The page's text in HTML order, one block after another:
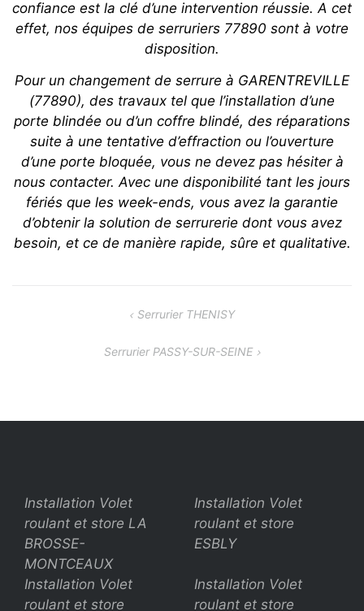
confiance est la clé d’une intervention réussie. A cet
effet, nos équipes de serruriers 77890 sont à votre
disposition.
Pour un changement de serrure à GARENTREVILLE
(77890), des travaux tel que l’installation d’une
porte blindée ou d’un coffre blindé, des réparations
suite à une tentative d’effraction ou l’ouverture
d’une porte bloquée, vous ne devez pas hésiter à
nous contacter. Avec une disponibilité tant les jours
fériés que les week-ends, vous avez la garantie
d’obtenir la solution de serrurerie dont vous avez
besoin, et ce de manière rapide, sûre et qualitative.
Serrurier THENISY
Serrurier PASSY-SUR-SEINE
Installation Volet
roulant et store LA
BROSSE-
MONTCEAUX
Installation Volet
roulant et store
ESBLY
Installation Volet
roulant et store
Installation Volet
roulant et store